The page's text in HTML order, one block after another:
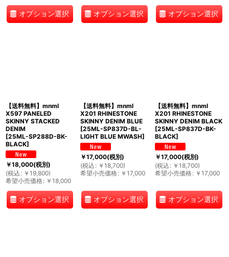
オプション選択 オプション選択 オプション選択
【送料無料】mnml
X597 PANELED
SKINNY STACKED
DENIM
[25ML-SP288D-BK-
BLACK]
￥18,000(税別)
(税込 : ￥ 19,800)
希望小売価格: ￥ 18,000
オプション選択
【送料無料】mnml
X201 RHINESTONE
SKINNY DENIM BLUE
[25ML-SP837D-BL-
LIGHT BLUE MWASH]
￥17,000(税別)
(税込 : ￥ 18,700)
希望小売価格: ￥ 17,000
オプション選択
【送料無料】mnml
X201 RHINESTONE
SKINNY DENIM BLACK
[25ML-SP837D-BK-
BLACK]
￥17,000(税別)
(税込 : ￥ 18,700)
希望小売価格: ￥ 17,000
オプション選択